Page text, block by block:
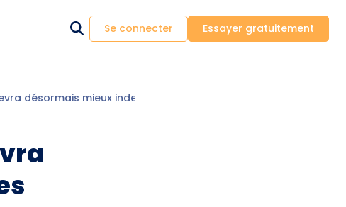
Se connecter Essayer gratuitement
désormais mieux indemniser les propriétaires